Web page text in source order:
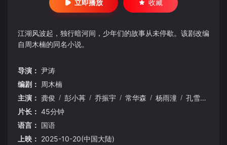
立即播放 收藏
江湖风波起，独行暗河间，少年们的故事从未停歇。该剧改编
自周木楠的同名小说。
导演： 尹涛
编剧：
周木楠
主演： 龚俊 / 彭小苒 / 乔振宇 / 常华森 / 杨雨潼 / 孔雪儿
片长： 45分钟
语言： 国语
上映： 2025-10-20(中国大陆)